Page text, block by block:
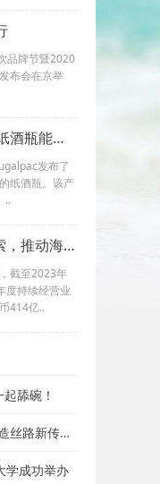
品牌节暨2020
布会在京举
2021广州国际纸展｜更易分解，纸酒瓶能否掀起包装“革命”？
发布了
纸酒瓶。该产
..
产品、新业态模式多方面创新探索，推动海底捞实现高质量发展
截至2023年
度持续经营业
414亿..
舔碗！
2017亚洲小姐竞选全国启动，缔造丝路新传奇！
学成功举办